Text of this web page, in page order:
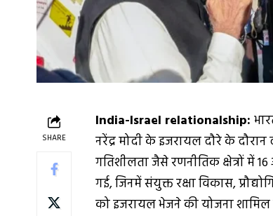
SHARE
India-Israel relationalship:
नरेंद्र मोदी के इजरायल दौरे के दौरान
गतिशीलता जैसे रणनीतिक क्षेत्रों में
गई, जिनमें संयुक्त रक्षा विकास,
को इजरायल भेजने की योजना शामिल